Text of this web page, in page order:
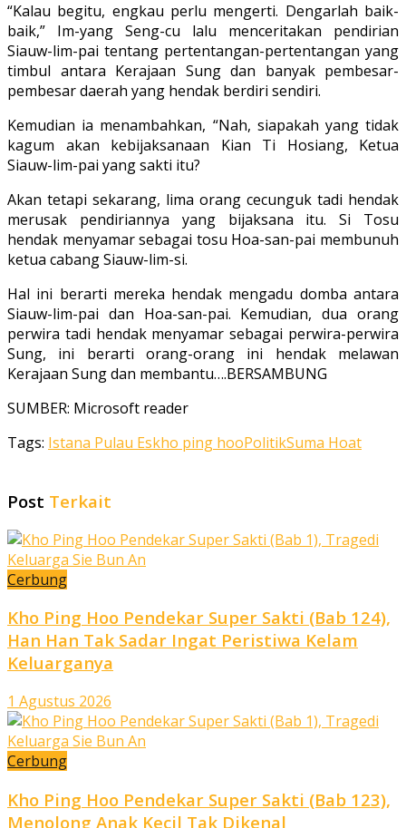
“Kalau begitu, engkau perlu mengerti. Dengarlah baik-
baik,” Im-yang Seng-cu lalu menceritakan pendirian
Siauw-lim-pai tentang pertentangan-pertentangan yang
timbul antara Kerajaan Sung dan banyak pembesar-
pembesar daerah yang hendak berdiri sendiri.
Kemudian ia me­nambahkan, “Nah, siapakah yang tidak
kagum akan kebijaksanaan Kian Ti Ho­siang, Ketua
Siauw-lim-pai yang sakti itu?
Akan tetapi sekarang, lima orang cecunguk tadi hendak
merusak pendirian­nya yang bijaksana itu. Si Tosu
hendak menyamar sebagai tosu Hoa-san-pai membunuh
ketua cabang Siauw-lim-si.
Hal ini berarti mereka hendak mengadu domba antara
Siauw-lim-pai dan Hoa­-san-pai. Kemudian, dua orang
perwira tadi hendak menyamar sebagai perwira-perwira
Sung, ini berarti orang-orang ini hendak melawan
Kerajaan Sung dan membantu….BERSAMBUNG
SUMBER: Microsoft reader
Tags: Istana Pulau Eskho ping hooPolitikSuma Hoat
Post Terkait
Cerbung
Kho Ping Hoo Pendekar Super Sakti (Bab 124),
Han Han Tak Sadar Ingat Peristiwa Kelam
Keluarganya
1 Agustus 2026
Cerbung
Kho Ping Hoo Pendekar Super Sakti (Bab 123),
Menolong Anak Kecil Tak Dikenal